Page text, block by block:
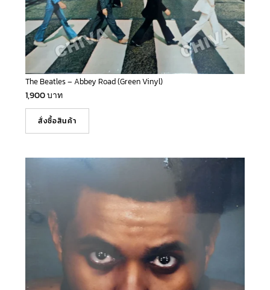
The Beatles – Abbey Road (Green Vinyl)
1,900บาท
สั่งซื้อสินค้า